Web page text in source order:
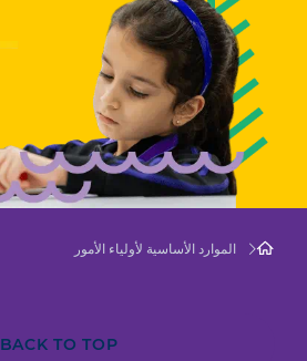
الموارد الأساسية لأولياء الأمور
BACK TO TOP